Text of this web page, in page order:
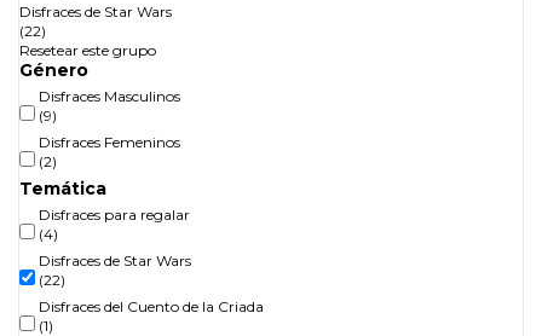
Disfraces de Star Wars
(22)
Resetear este grupo
Género
Disfraces Masculinos
(9)
Disfraces Femeninos
(2)
Temática
Disfraces para regalar
(4)
Disfraces de Star Wars
(22)
Disfraces del Cuento de la Criada
(1)